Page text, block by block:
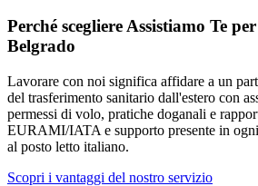
Perché scegliere Assistiamo Te
Belgrado
Lavorare con noi significa affidare a un
del trasferimento sanitario dall'estero con
permessi di volo, pratiche doganali e
EURAMI/IATA e supporto presente in
al posto letto italiano.
Scopri i vantaggi del nostro servizio